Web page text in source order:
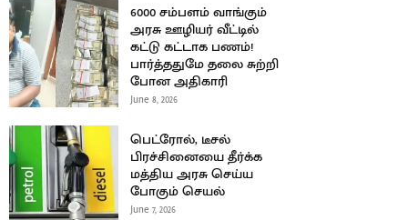
6000 சம்பளம் வாங்கும்
அரசு ஊழியர் வீட்டில்
கட்டு கட்டாக பணம்!
பார்த்ததுமே தலை சுற்றி
போன அதிகாரி
June 8, 2026
பெட்ரோல், டீசல்
பிரச்சினையை தீர்க்க
மத்திய அரசு செய்ய
போகும் செயல்
June 7, 2026